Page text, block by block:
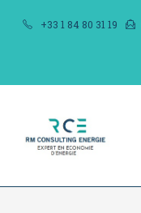
+33 1 84 80 31 19